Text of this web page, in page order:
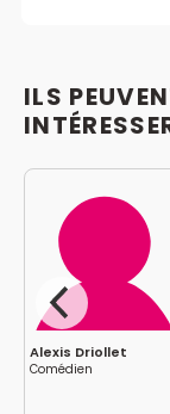
ILS
Alexis Driollet
Comédien